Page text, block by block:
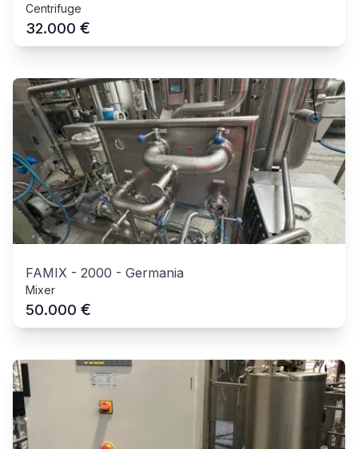
Centrifuge
32.000 €
FAMIX - 2000 - Germania
Mixer
50.000 €